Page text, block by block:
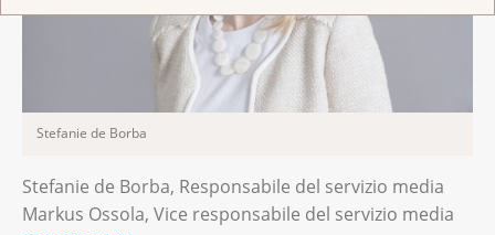
Stefanie de Borba
Stefanie de Borba, Responsabile del servizio media
Markus Ossola, Vice responsabile del servizio media